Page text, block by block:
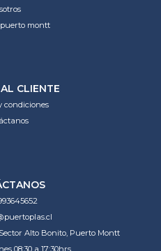
montt
CLIENTE
condiciones
Alto Bonito, Puerto Montt
08:30 a 17:30hrs